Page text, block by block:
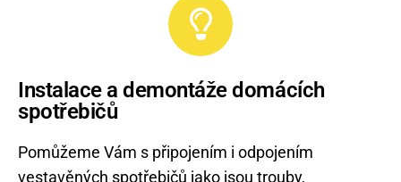
Instalace a demontáže domácích
spotřebičů
Pomůžeme Vám s připojením i odpojením
vestavěných spotřebičů jako jsou trouby,